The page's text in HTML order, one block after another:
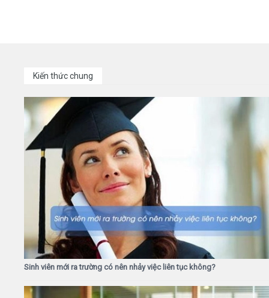
Kiến thức chung
Sinh viên mới ra trường có nên nhảy việc liên tục không?